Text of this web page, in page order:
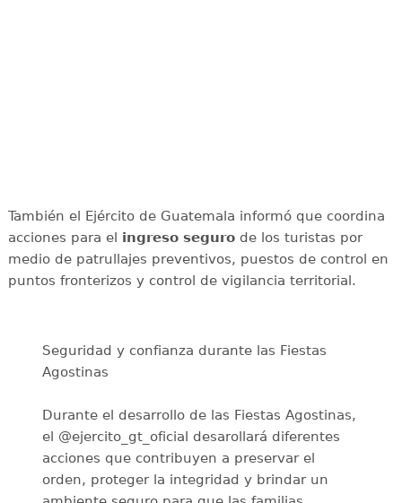
También el Ejército de Guatemala informó que coordina
acciones para el ingreso segurode los turistas por
medio de patrullajes preventivos, puestos de control en
puntos fronterizos y control de vigilancia territorial.
Seguridad y confianza durante las Fiestas
Agostinas
Durante el desarrollo de las Fiestas Agostinas,
el @ejercito_gt_oficial desarollará diferentes
acciones que contribuyen a preservar el
orden, proteger la integridad y brindar un